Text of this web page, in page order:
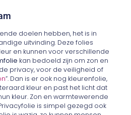
doelen hebben, het is in
uitvinding. Deze folies
en kunnen voor verschillende
kan bedoeld zijn om zon en
privacy, voor de veiligheid of
”. Dan is er ook nog kleurenfolie,
kleur en past het licht dat
kleur. Zon en warmtewerende
is simpel gezegd ook